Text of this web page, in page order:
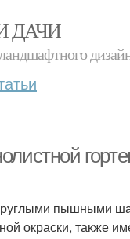
ДАЧИ
пышными
окраски, также